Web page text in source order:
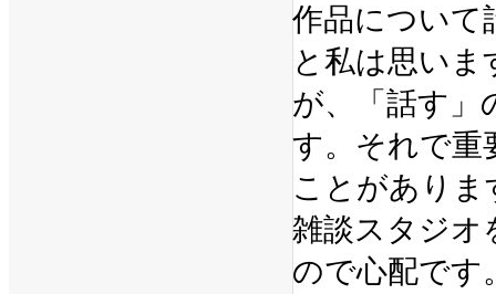
作品について
と私は思い
が、「話す」
す。それで重
ことがあり
雑談スタジオ
ので心配です